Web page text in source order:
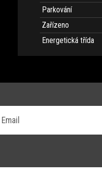
Parkování
Zařízeno
Energetická třída